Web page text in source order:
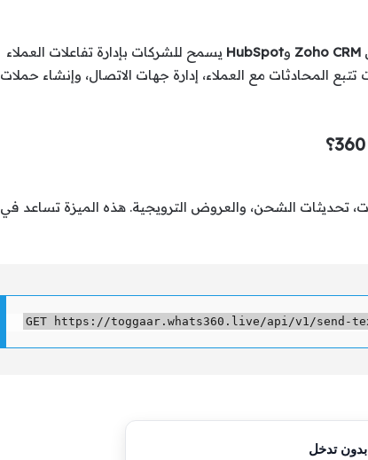
Zoho CRM وHubSpot يسمح للشركات بإدارة تفاعلات العملاء
المحادثات مع العملاء، إدارة جهات الاتصال، وإنشاء حملات
الطلبات، تحديثات الشحن، والعروض الترويجية. هذه الميزة تساعد في